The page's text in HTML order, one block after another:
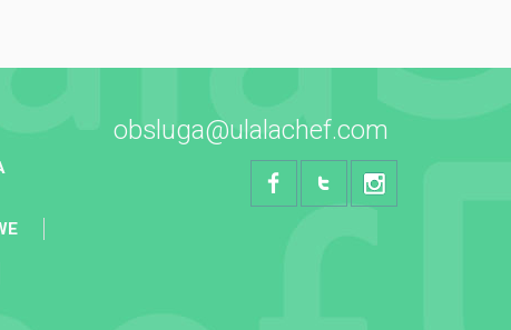
obsluga@ulalachef.com